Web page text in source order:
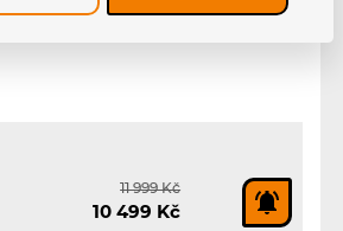
11 999 Kč
10 499 Kč